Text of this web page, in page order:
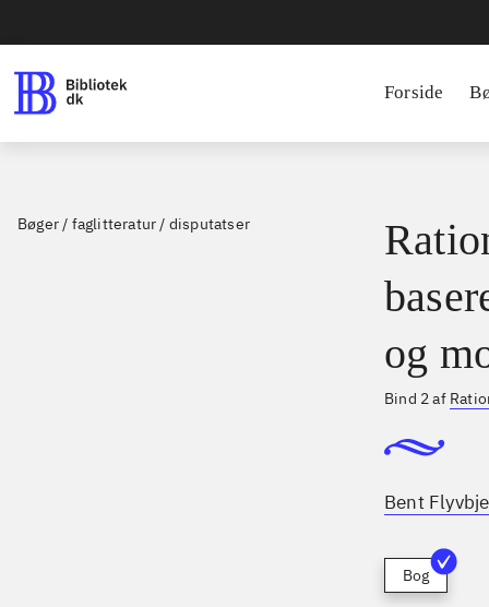
Forside
Bøger / faglitteratur / disputatser
og
Bind 2 af
Bent
Bog